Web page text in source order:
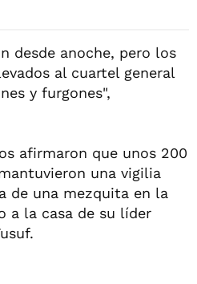
desde anoche, pero los
al cuartel general
y furgones",
afirmaron que unos 200
una vigilia
de una mezquita en la
a la casa de su líder